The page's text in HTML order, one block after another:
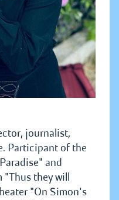
journalist,
Participant of the
and
they will
"On Simon's